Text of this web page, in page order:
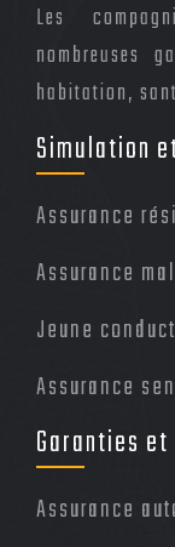
Les
nombreuses
habitation,
Simulation
Assurance
Assurance
Jeune
Assurance
Garanties
Assurance